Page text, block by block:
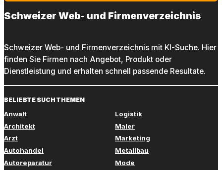
Schweizer Web- und Firmenverzeichnis
Schweizer Web- und Firmenverzeichnis mit KI-Suche. Hier
finden Sie Firmen nach Angebot, Produkt oder
Dienstleistung und erhalten schnell passende Resultate.
BELIEBTE SUCHTHEMEN
Anwalt
Architekt
Arzt
Autohandel
Autoreparatur
Logistik
Maler
Marketing
Metallbau
Mode